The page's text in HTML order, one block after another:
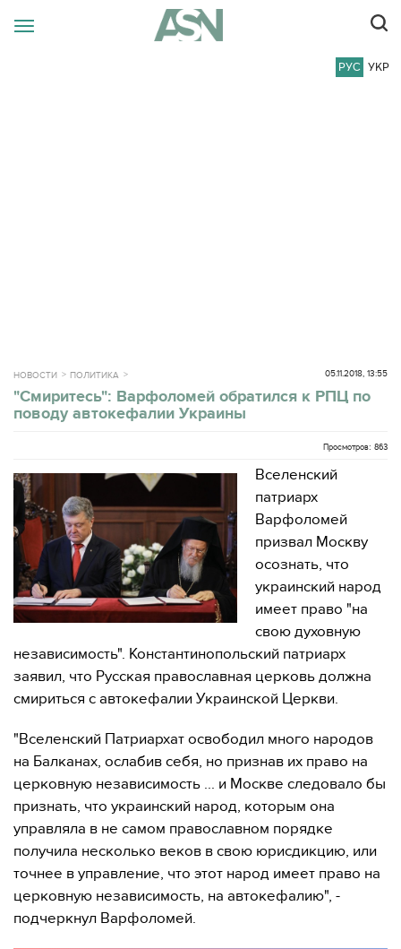
РУС УКР
НОВОСТИ ПОЛИТИКА 05.11.2018, 13:55
"Смиритесь": Варфоломей обратился к РПЦ по
поводу автокефалии Украины
Просмотров: 863
Вселенский
патриарх
Варфоломей
призвал Москву
осознать, что
украинский народ
имеет право "на
свою духовную
независимость". Константинопольский патриарх
заявил, что Русская православная церковь должна
смириться с автокефалии Украинской Церкви.
"Вселенский Патриархат освободил много народов
на Балканах, ослабив себя, но признав их право на
церковную независимость ... и Москве следовало бы
признать, что украинский народ, которым она
управляла в не самом православном порядке
получила несколько веков в свою юрисдикцию, или
точнее в управление, что этот народ имеет право на
церковную независимость, на автокефалию", -
подчеркнул Варфоломей.